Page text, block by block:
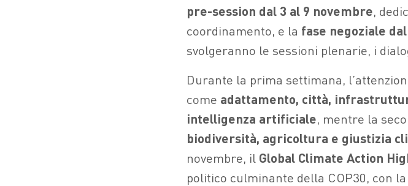
pre-session dal 3 al 9 novembre,
coordinamento, e la fase negoziale
svolgeranno le sessioni plenarie, i
Durante la prima settimana,
come adattamento, città,
intelligenza artificiale, mentre la
biodiversità, agricoltura e giustizia
novembre, il Global Climate Action
politico culminante della COP30, con